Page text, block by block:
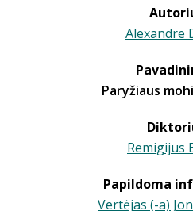
Alexandre
Paryžiaus
Remigijus
Papildoma
Vertėjas (-a)